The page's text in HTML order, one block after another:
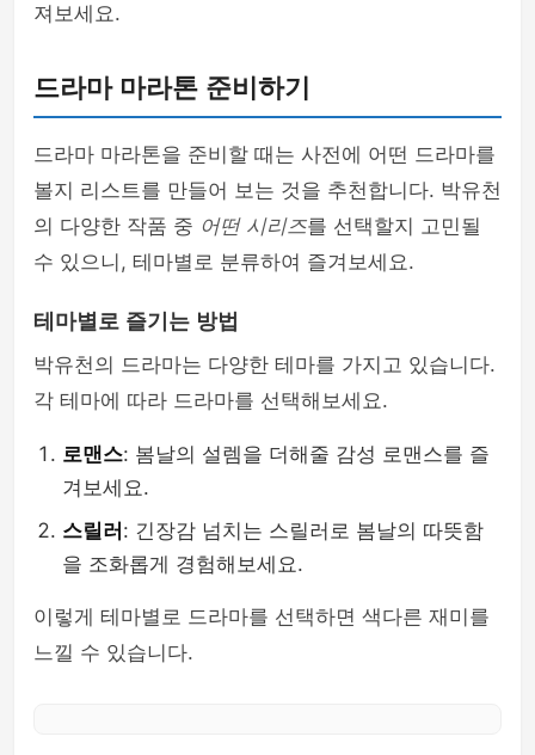
져보세요.
드라마 마라톤 준비하기
드라마 마라톤을 준비할 때는 사전에 어떤 드라마를
볼지 리스트를 만들어 보는 것을 추천합니다. 박유천
의 다양한 작품 중 어떤 시리즈를 선택할지 고민될
수 있으니, 테마별로 분류하여 즐겨보세요.
테마별로 즐기는 방법
박유천의 드라마는 다양한 테마를 가지고 있습니다.
각 테마에 따라 드라마를 선택해보세요.
로맨스: 봄날의 설렘을 더해줄 감성 로맨스를 즐
겨보세요.
스릴러 : 긴장감 넘치는 스릴러로 봄날의 따뜻함
을 조화롭게 경험해보세요.
이렇게 테마별로 드라마를 선택하면 색다른 재미를
느낄 수 있습니다.